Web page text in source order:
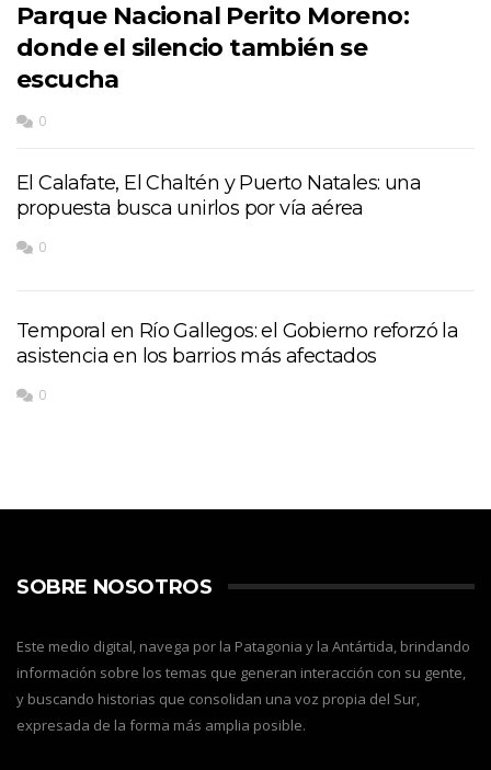
Parque Nacional Perito Moreno:
donde el silencio también se
escucha
0
El Calafate, El Chaltén y Puerto Natales: una
propuesta busca unirlos por vía aérea
0
Temporal en Río Gallegos: el Gobierno reforzó la
asistencia en los barrios más afectados
0
SOBRE NOSOTROS
Este medio digital, navega por la Patagonia y la Antártida, brindando
información sobre los temas que generan interacción con su gente,
y buscando historias que consolidan una voz propia del Sur,
expresada de la forma más amplia posible.